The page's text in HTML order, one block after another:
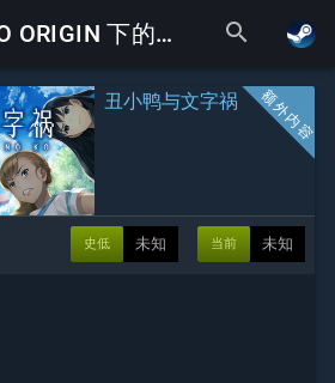
标签 NITRO ORIGIN 下的Galgame search
丑小鸭与文字祸
未知
当前
未知
史低